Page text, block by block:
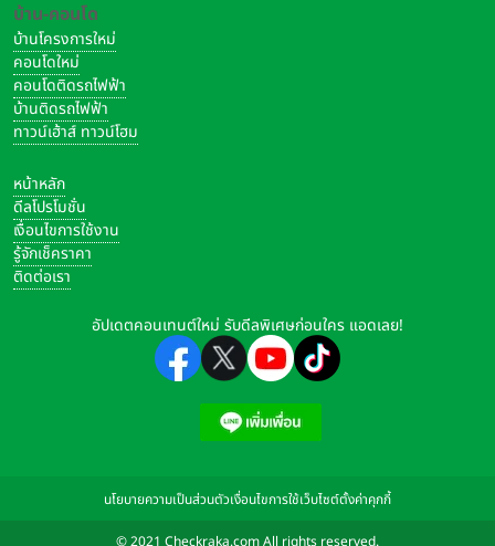
บ้าน-คอนโด
บ้านโครงการใหม่
คอนโดใหม่
คอนโดติดรถไฟฟ้า
บ้านติดรถไฟฟ้า
ทาวน์เฮ้าส์ ทาวน์โฮม
หน้าหลัก
ดีลโปรโมชั่น
เงื่อนไขการใช้งาน
รู้จักเช็คราคา
ติดต่อเรา
อัปเดตคอนเทนต์ใหม่ รับดีลพิเศษก่อนใคร แอดเลย!
นโยบายความเป็นส่วนตัวเงื่อนไขการใช้เว็บไซต์ตั้งค่าคุกกี้
© 2021 Checkraka.com All rights reserved.